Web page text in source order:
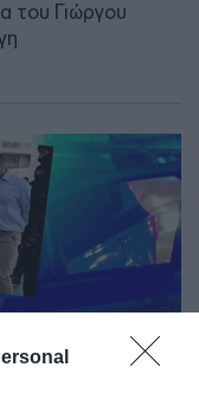
του Γιώργου